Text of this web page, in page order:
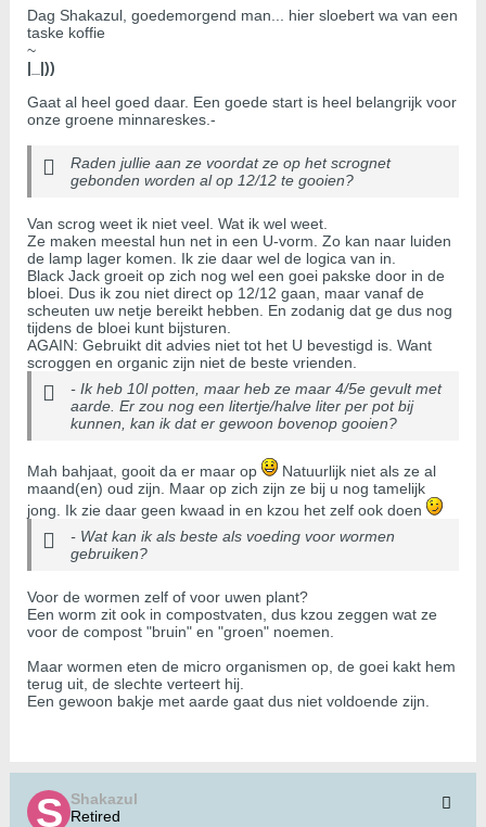
Dag Shakazul, goedemorgend man... hier sloebert wa van een
taske koffie
~
|_|))
Gaat al heel goed daar. Een goede start is heel belangrijk voor
onze groene minnareskes.-
Raden jullie aan ze voordat ze op het scrognet
gebonden worden al op 12/12 te gooien?
Van scrog weet ik niet veel. Wat ik wel weet.
Ze maken meestal hun net in een U-vorm. Zo kan naar luiden
de lamp lager komen. Ik zie daar wel de logica van in.
Black Jack groeit op zich nog wel een goei pakske door in de
bloei. Dus ik zou niet direct op 12/12 gaan, maar vanaf de
scheuten uw netje bereikt hebben. En zodanig dat ge dus nog
tijdens de bloei kunt bijsturen.
AGAIN: Gebruikt dit advies niet tot het U bevestigd is. Want
scroggen en organic zijn niet de beste vrienden.
- Ik heb 10l potten, maar heb ze maar 4/5e gevult met
aarde. Er zou nog een litertje/halve liter per pot bij
kunnen, kan ik dat er gewoon bovenop gooien?
Mah bahjaat, gooit da er maar op
Natuurlijk niet als ze al
maand(en) oud zijn. Maar op zich zijn ze bij u nog tamelijk
jong. Ik zie daar geen kwaad in en kzou het zelf ook doen
- Wat kan ik als beste als voeding voor wormen
gebruiken?
Voor de wormen zelf of voor uwen plant?
Een worm zit ook in compostvaten, dus kzou zeggen wat ze
voor de compost "bruin" en "groen" noemen.
Maar wormen eten de micro organismen op, de goei kakt hem
terug uit, de slechte verteert hij.
Een gewoon bakje met aarde gaat dus niet voldoende zijn.
Shakazul
Retired